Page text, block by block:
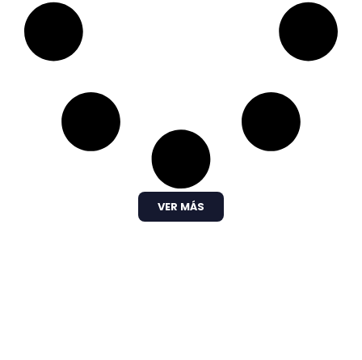
VER MÁS